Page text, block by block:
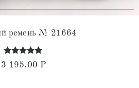
ремень № 21664
Оценка
4.77
3 195,00 ₽